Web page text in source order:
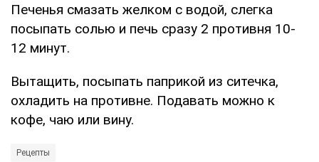
Печенья смазать желком с водой, слегка
посыпать солью и печь сразу 2 противня 10-
12 минут.
Вытащить, посыпать паприкой из ситечка,
охладить на противне. Подавать можно к
кофе, чаю или вину.
Рецепты